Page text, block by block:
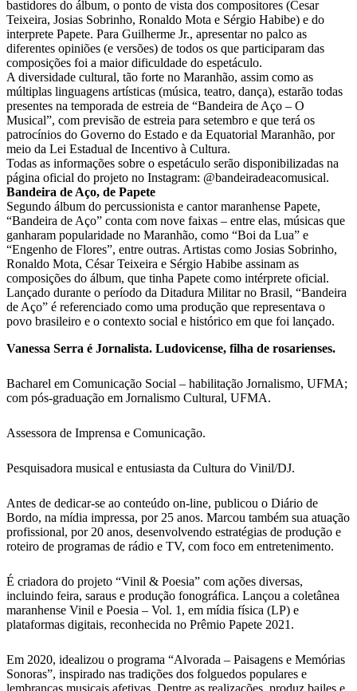
bastidores do álbum, o ponto de vista dos compositores (Cesar
Teixeira, Josias Sobrinho, Ronaldo Mota e Sérgio Habibe) e do
interprete Papete. Para Guilherme Jr., apresentar no palco as
diferentes opiniões (e versões) de todos os que participaram das
composições foi a maior dificuldade do espetáculo.
A diversidade cultural, tão forte no Maranhão, assim como as
múltiplas linguagens artísticas (música, teatro, dança), estarão todas
presentes na temporada de estreia de “Bandeira de Aço – O
Musical”, com previsão de estreia para setembro e que terá os
patrocínios do Governo do Estado e da Equatorial Maranhão, por
meio da Lei Estadual de Incentivo à Cultura.
Todas as informações sobre o espetáculo serão disponibilizadas na
página oficial do projeto no Instagram: @bandeiradeacomusical.
Bandeira de Aço, de Papete
Segundo álbum do percussionista e cantor maranhense Papete,
“Bandeira de Aço” conta com nove faixas – entre elas, músicas que
ganharam popularidade no Maranhão, como “Boi da Lua” e
“Engenho de Flores”, entre outras. Artistas como Josias Sobrinho,
Ronaldo Mota, César Teixeira e Sérgio Habibe assinam as
composições do álbum, que tinha Papete como intérprete oficial.
Lançado durante o período da Ditadura Militar no Brasil, “Bandeira
de Aço” é referenciado como uma produção que representava o
povo brasileiro e o contexto social e histórico em que foi lançado.
Vanessa Serra é Jornalista. Ludovicense, filha de rosarienses.
Bacharel em Comunicação Social – habilitação Jornalismo, UFMA;
com pós-graduação em Jornalismo Cultural, UFMA.
Assessora de Imprensa e Comunicação.
Pesquisadora musical e entusiasta da Cultura do Vinil/DJ.
Antes de dedicar-se ao conteúdo on-line, publicou o Diário de
Bordo, na mídia impressa, por 25 anos. Marcou também sua atuação
profissional, por 20 anos, desenvolvendo estratégias de produção e
roteiro de programas de rádio e TV, com foco em entretenimento.
É criadora do projeto “Vinil & Poesia” com ações diversas,
incluindo feira, saraus e produção fonográfica. Lançou a coletânea
maranhense Vinil e Poesia – Vol. 1, em mídia física (LP) e
plataformas digitais, reconhecida no Prêmio Papete 2021.
Em 2020, idealizou o programa “Alvorada – Paisagens e Memórias
Sonoras”, inspirado nas tradições dos folguedos populares e